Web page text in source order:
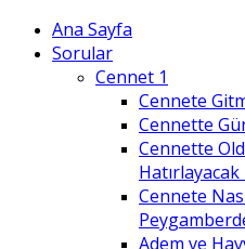
Ana Sayfa
Sorular
Cennet 1
Cennete
Cennette
Cennette
Hatırlayacak
Cennete
Adem ve